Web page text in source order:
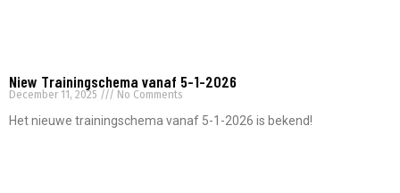
Niew Trainingschema vanaf 5-1-2026
December 11, 2025 No Comments
Het nieuwe trainingschema vanaf 5-1-2026 is bekend!